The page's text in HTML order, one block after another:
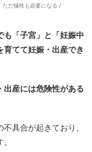
ただ犠牲も必要になる /
も「子宮」と「妊娠中
てて妊娠・出産でき
出産には危険性がある
具合が起きており、